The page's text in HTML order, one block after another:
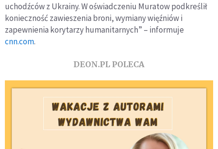
uchodźców z Ukrainy. W oświadczeniu Muratow podkreślił
konieczność zawieszenia broni, wymiany więźniów i
zapewnienia korytarzy humanitarnych” – informuje
cnn.com.
DEON.PL POLECA